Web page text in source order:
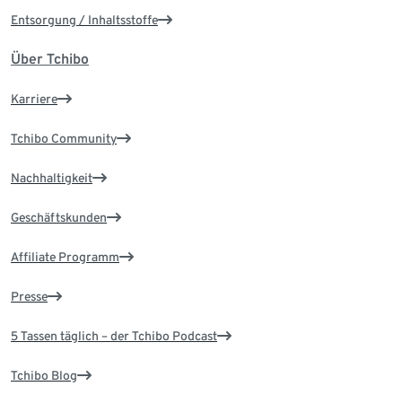
Entsorgung / Inhaltsstoffe
Über Tchibo
Karriere
Tchibo Community
Nachhaltigkeit
Geschäftskunden
Affiliate Programm
Presse
5 Tassen täglich – der Tchibo Podcast
Tchibo Blog